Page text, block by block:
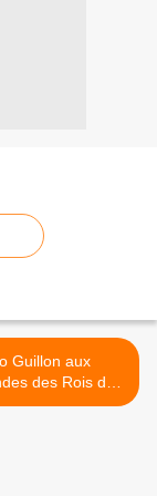
Guillon aux
des Rois du
soir sur France 2